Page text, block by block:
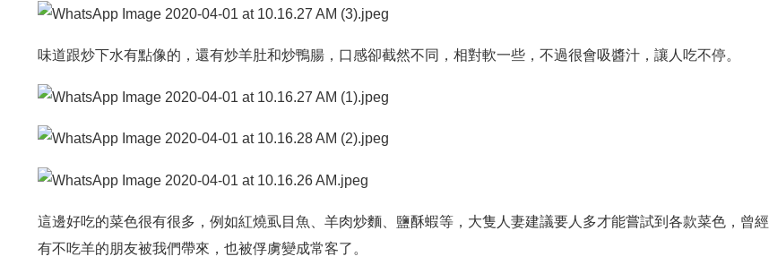
味道跟炒下水有點像的，還有炒羊肚和炒鴨腸，口感卻截然不同，相對軟一些，不過很會吸醬汁，讓人吃不停。
這邊好吃的菜色很有很多，例如紅燒虱目魚、羊肉炒麵、鹽酥蝦等，大隻人妻建議要人多才能嘗試到各款菜色，曾經
有不吃羊的朋友被我們帶來，也被俘虜變成常客了。